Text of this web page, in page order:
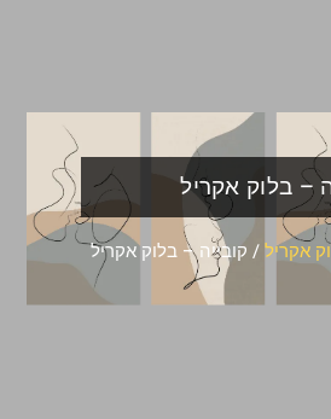
– בלוק אקריל
אקריל/ קובייה – בלוק אקריל